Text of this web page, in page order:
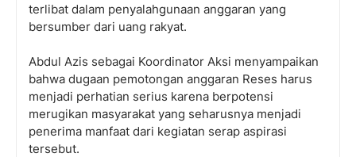
terlibat dalam penyalahgunaan anggaran yang
bersumber dari uang rakyat.
Abdul Azis sebagai Koordinator Aksi menyampaikan
bahwa dugaan pemotongan anggaran Reses harus
menjadi perhatian serius karena berpotensi
merugikan masyarakat yang seharusnya menjadi
penerima manfaat dari kegiatan serap aspirasi
tersebut.